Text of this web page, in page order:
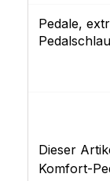
Pedale,
Dieser
Komfort-